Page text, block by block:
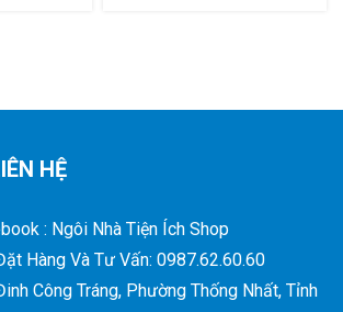
HỆ
: Ngôi Nhà Tiện Ích Shop
Hàng Và Tư Vấn: 0987.62.60.60
Công Tráng, Phường Thống Nhất, Tỉnh